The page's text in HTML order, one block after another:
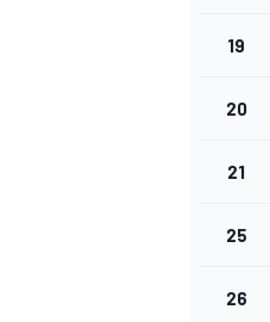
19
20
21
25
26